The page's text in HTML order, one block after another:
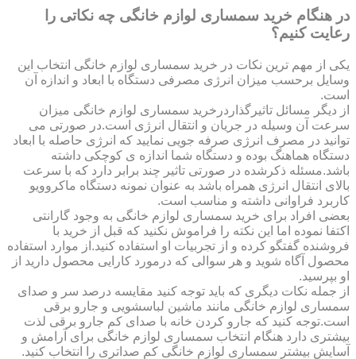
در هنگام خرید سمساری لوازم خانگی چه نکاتی را
رعایت کنیم؟
یکی از مهم ترین نکات در خرید سمساری لوازم خانگی انتخاب این
وسایل برحسب میزان انرژی مصرفی دستگاه با ابعاد و اندازه آن
است.
از دیگر مسائل تاثیرگذاردرخرید سمساری لوازم خانگی میزان
سرعت آن وسیله در جریان و انتقال انرژی است.در صورتی می
توانید در مصرف انرژی صرفه جویی نمایید که انرژی حاصله با ابعاد
دستگاه هماهنگ بوده و دستگاه شما اندازه ی کوچکی داشته
باشد.مسئله ذکرشده در صورتی تاثیر چند برابر دارد که با سرعت
بالای انتقال انرژی همراه باشد به عنوان نمونه دستگاه ماکروویو
کاربرد فراوانی داشته و مناسب است.
بعضی افراد برای خرید سمساری لوازم خانگی به وجود گارانتی
اکتفا نموده اما این نکته را فراموش نکنید که قبل از خرید با
فروشنده گفتگو کرده و از تجربیات او استفاده کنید.از موارد استفاده
محصول آگاه شوید و هر سوالی که درمورد کارایی محصول دارید از
او بپرسید.
از جمله نکات دیگری که باید توجه کنید مقایسه درصد سر و صدای
سمساری لوازم خانگی مانند ماشین لباسشویی و جارو برقی
است.توجه کنید که جارو کردن خانه با صدای کم جارو برقی لذت
بیشتری دارد هنگام انتخاب سمساری لوازم خانگی برای آرامش و
آسایش بیشتر سمساری لوازم خانگی کم صداتری را انتخاب کنید.